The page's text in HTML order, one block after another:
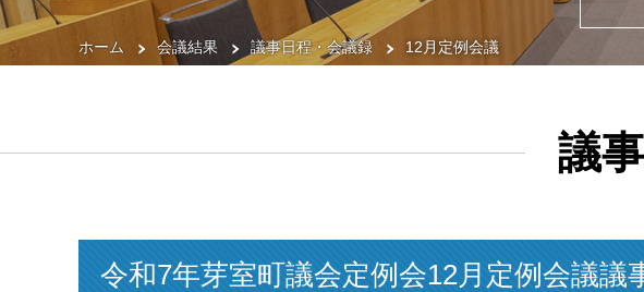
ホーム 会議結果 議事日程・会議録 12月定例会議
議
令和7年芽室町議会定例会12月定例会議議